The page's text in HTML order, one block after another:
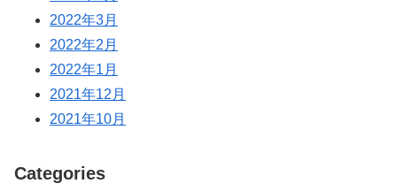
2022年3月
2022年2月
2022年1月
2021年12月
2021年10月
Categories